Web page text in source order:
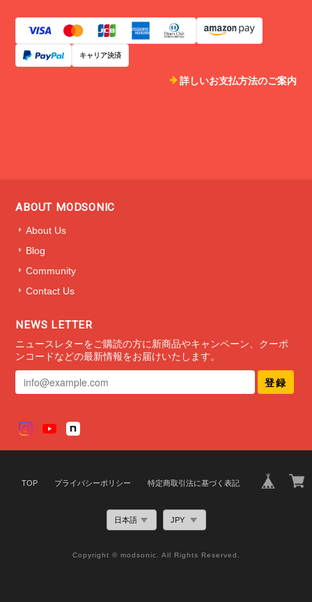
Mサイズ
2021/01/13
デザインはスペイシーで洗練されて素晴らしい。素材の革の質感も申
し分ないです。末長く愛用したい商品です。modsonicさんのセンス、
ドソニックは新しい作品を随時展開して
2020/12/30
キャリア決済
詳しいお支払方法のご案内
ABOUT MODSONIC
About Us
Blog
Community
Contact Us
NEWS LETTER
ニュースレターをご購読の方に新商品やキャンペーン、クーポ
ンコードなどの最新情報をお届けいたします。
登録
TOP プライバシーポリシー 特定商取引法に基づく表記
Copyright © modsonic. All Rights Reserved.